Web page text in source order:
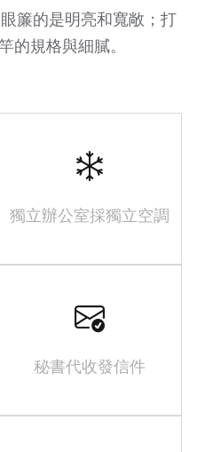
簾的是明亮和寬敞；打
的規格與細膩。
獨立辦公室採獨立空調
秘書代收發信件